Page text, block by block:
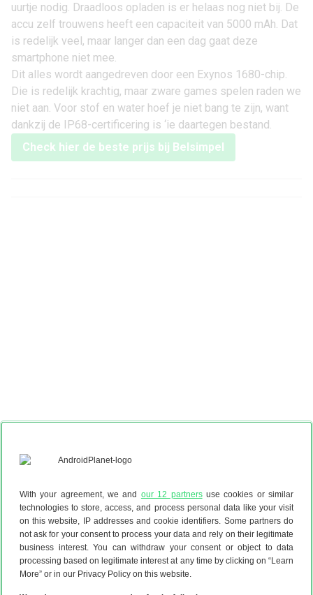
With your agreement, we and our 12 partnersuse cookies or similar
technologies to store, access, and process personal data like your visit
on this website, IP addresses and cookie identifiers. Some partners do
not ask for your consent to process your data and rely on their legitimate
business interest. You can withdraw your consent or object to data
processing based on legitimate interest at any time by clicking on “Learn
More” or in our Privacy Policy on this website.
uurtje nodig. Draadloos opladen is er helaas nog niet bij. De
accu zelf trouwens heeft een capaciteit van 5000 mAh. Dat
is redelijk veel, maar langer dan een dag gaat deze
smartphone niet mee.
Dit alles wordt aangedreven door een Exynos 1680-chip.
Die is redelijk krachtig, maar zware games spelen raden we
niet aan. Voor stof en water hoef je niet bang te zijn, want
dankzij de IP68-certificering is ‘ie daartegen bestand.
Check hier de beste prijs bij Belsimpel
#4 – Motorola Edge 60 Pro
8.0 Reviewscore